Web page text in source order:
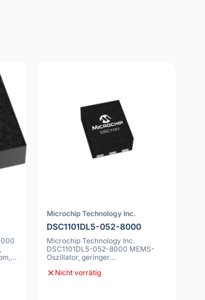
Microchip Technology Inc.
DSC1101DL5-052-8000
Microchip Technology Inc.
DSC1101DL5-052-8000 MEMS-
Oszillator, geringer
Nicht vorrätig